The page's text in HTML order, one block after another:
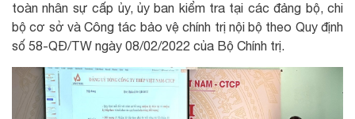
toàn nhân sự cấp ủy, ủy ban kiểm tra tại các đảng bộ, chi
bộ cơ sở và Công tác bảo vệ chính trị nội bộ theo Quy định
số 58-QĐ/TW ngày 08/02/2022 của Bộ Chính trị.